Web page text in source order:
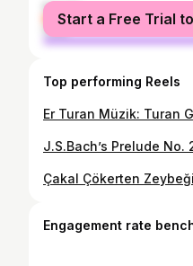
female
male
Start a Free Trial
Top performing Reels
Engagement rate